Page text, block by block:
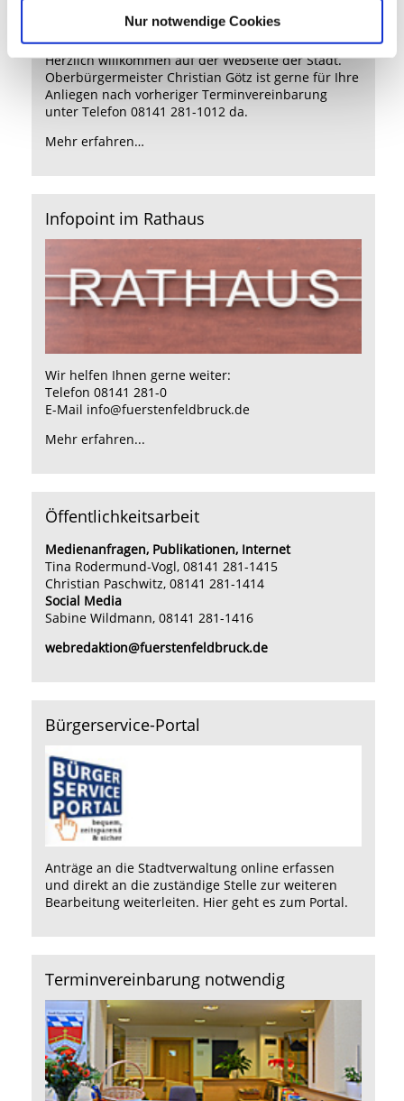
Nur notwendige Cookies
Herzlich willkommen auf der Webseite der Stadt.
Oberbürgermeister Christian Götz ist gerne für Ihre
Anliegen nach vorheriger Terminvereinbarung
unter Telefon 08141 281-1012 da.
Mehr erfahren…
Infopoint im Rathaus
Wir helfen Ihnen gerne weiter:
Telefon 08141 281-0
E-Mail info@fuerstenfeldbruck.de
Mehr erfahren...
Öffentlichkeitsarbeit
Medienanfragen, Publikationen, Internet
Tina Rodermund-Vogl, 08141 281-1415
Christian Paschwitz, 08141 281-1414
Social Media
Sabine Wildmann, 08141 281-1416
webredaktion@fuerstenfeldbruck.de
Bürgerservice-Portal
Anträge an die Stadtverwaltung online erfassen
und direkt an die zuständige Stelle zur weiteren
Bearbeitung weiterleiten. Hier geht es zum Portal.
Terminvereinbarung notwendig